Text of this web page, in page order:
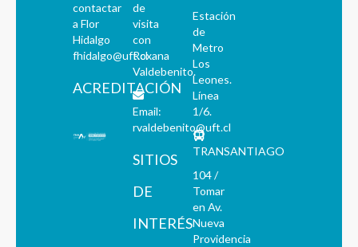
contactar
a Flor
Hidalgo
fhidalgo@uft.cl
ACREDITACIÓN
de
visita
con
Roxana
Valdebenito.
Email:
rvaldebenito@uft.cl
SITIOS
DE
INTERÉS
Estación
de
Metro
Los
Leones.
Línea
1/6.
TRANSANTIAGO
104 /
Tomar
en Av.
Nueva
Providencia